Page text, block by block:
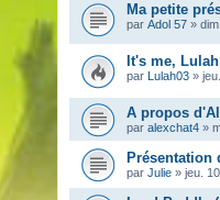
Ma petite
par Adol 57 »
It's me,
par Lulah03 »
A propos
par alexchat4 »
Présentation
par Julie » jeu.